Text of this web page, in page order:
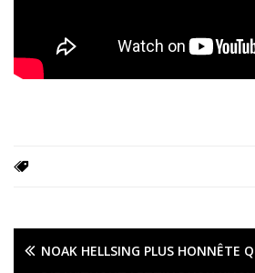
NOAK HELLSING PLUS HONNÊTE